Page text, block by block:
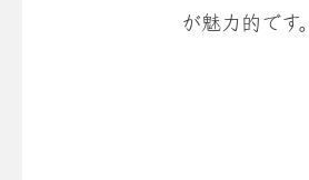
が魅力的です。